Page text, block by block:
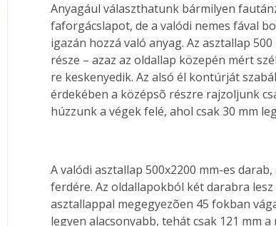
Anyagául választhatunk bármilyen
faforgácslapot, de a valódi nemes fával
igazán hozzá való anyag. Az asztallap
része – azaz az oldallap közepén mért
re keskenyedik. Az alsó él kontúrját
érdekében a középsõ részre rajzoljunk
húzzunk a végek felé, ahol csak 30 mm
A valódi asztallap 500x2200 mm-es
ferdére. Az oldallapokból két darabra
asztallappal megegyezõen 45 fokban
legyen alacsonyabb, tehát csak 121 mm